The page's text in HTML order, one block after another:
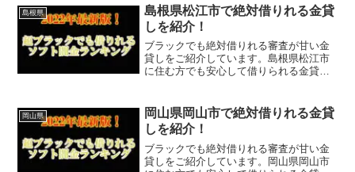
はなく、国または福井県福井市で貸金業
登録をしている正規の金貸し...
島根県
島根県松江市で絶対借りれる金貸
しを紹介！
ブラックでも絶対借りれる審査が甘い金
貸しをご紹介しています。島根県松江市
に住む方でも安心して借りられる金貸し
はなく、国または島根県松江市で貸金業
登録をしている正規の金貸し...
岡山県
岡山県岡山市で絶対借りれる金貸
しを紹介！
ブラックでも絶対借りれる審査が甘い金
貸しをご紹介しています。岡山県岡山市